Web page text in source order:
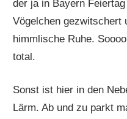
der ja in Bayern
Vögelchen gezwitschert
himmlische Ruhe.
total.
Sonst ist hier in den
Lärm. Ab und zu parkt